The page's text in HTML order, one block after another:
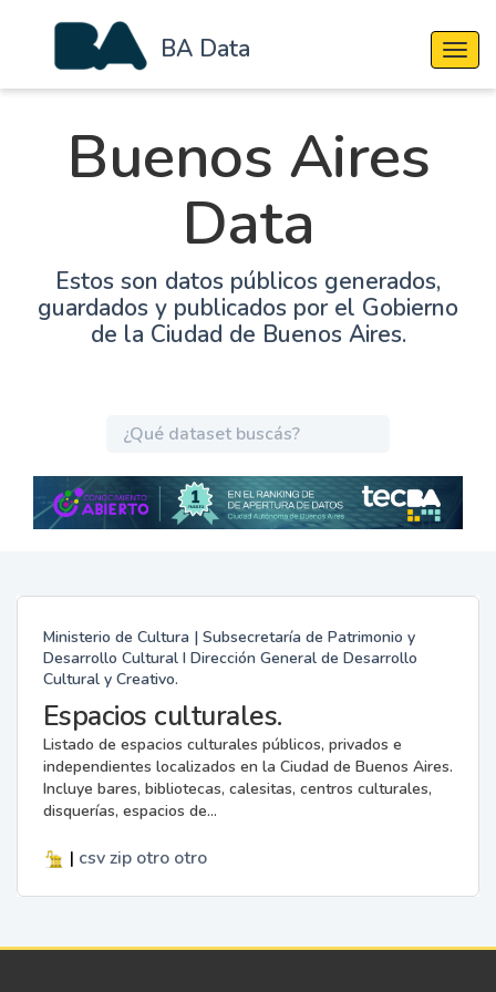
BA Data
Buenos Aires
Data
Estos son datos públicos generados,
guardados y publicados por el Gobierno
de la Ciudad de Buenos Aires.
Ministerio de Cultura | Subsecretaría de Patrimonio y
Desarrollo Cultural I Dirección General de Desarrollo
Cultural y Creativo.
Espacios culturales.
Listado de espacios culturales públicos, privados e
independientes localizados en la Ciudad de Buenos Aires.
Incluye bares, bibliotecas, calesitas, centros culturales,
disquerías, espacios de...
| csv zip otro otro